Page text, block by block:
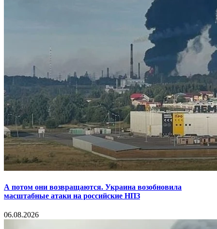
А потом они возвращаются. Украина возобновила
масштабные атаки на российские НПЗ
06.08.2026